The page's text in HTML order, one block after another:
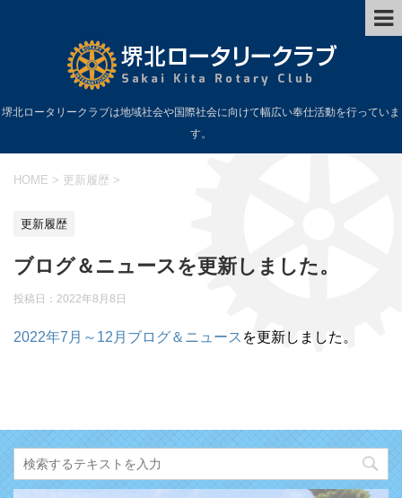
堺北ロータリークラブは地域社会や国際社会に向けて幅広い奉仕活動を行っていま
す。
HOME > 更新履歴 >
更新履歴
ブログ＆ニュースを更新しました。
投稿日： 2022年8月8日
2022年7月～12月ブログ＆ニュース を更新しました。